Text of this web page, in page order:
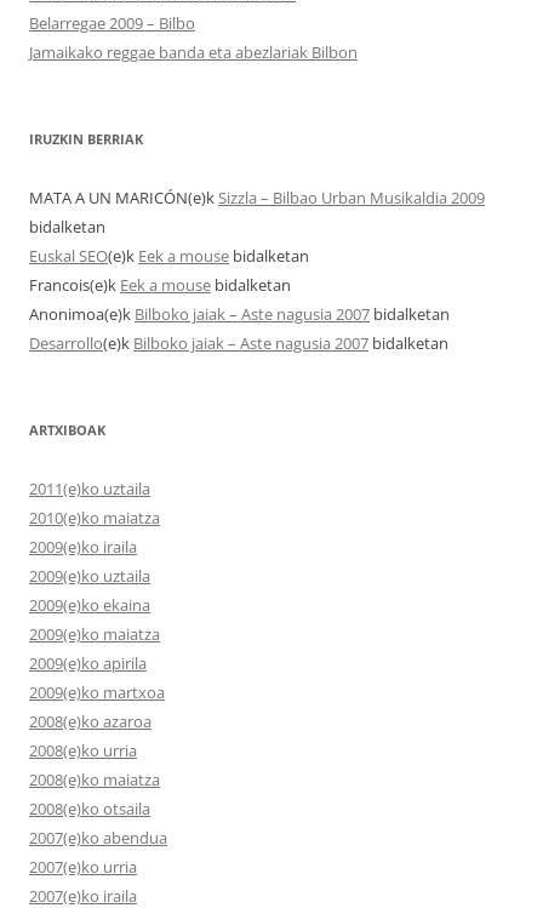
Belarregae 2009 – Bilbo
Jamaikako reggae banda eta abezlariak Bilbon
IRUZKIN BERRIAK
MATA A UN MARICÓN(e)kSizzla – Bilbao Urban Musikaldia 2009
bidalketan
Euskal SEO(e)k Eek a mouse bidalketan
Francois(e)k Eek a mouse bidalketan
Anonimoa(e)k Bilboko jaiak – Aste nagusia 2007 bidalketan
Desarrollo(e)k Bilboko jaiak – Aste nagusia 2007 bidalketan
ARTXIBOAK
2011(e)ko uztaila
2010(e)ko maiatza
2009(e)ko iraila
2009(e)ko uztaila
2009(e)ko ekaina
2009(e)ko maiatza
2009(e)ko apirila
2009(e)ko martxoa
2008(e)ko azaroa
2008(e)ko urria
2008(e)ko maiatza
2008(e)ko otsaila
2007(e)ko abendua
2007(e)ko urria
2007(e)ko iraila